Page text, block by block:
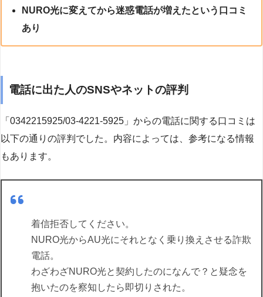
NURO光に変えてから迷惑電話が増えたという口コミ
あり
電話に出た人のSNSやネットの評判
「0342215925/03-4221-5925」からの電話に関する口コミは
以下の通りの評判でした。内容によっては、参考になる情報
もあります。
着信拒否してください。
NURO光からAU光にそれとなく乗り換えさせる詐欺
電話。
わざわざNURO光と契約したのになんで？と疑念を
抱いたのを察知したら即切りされた。